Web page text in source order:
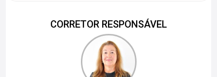
CORRETOR RESPONSÁVEL